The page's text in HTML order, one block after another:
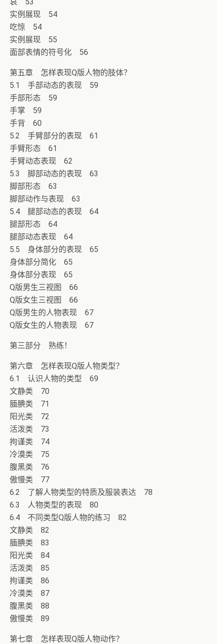
实例展现 54
吃惊 54
实例展现 55
面部表情的符号化 56
第五章 怎样表现Q版人物的肢体？
5.1 手部动态的表现 59
手部形态 59
手掌 59
手背 60
5.2 手臂部分的表现 61
手臂形态 61
手臂动态表现 62
5.3 脚部动态的表现 63
脚部形态 63
脚部动作与表现 63
5.4 腿部动态的表现 64
腿部形态 64
腿部动态表现 64
5.5 身体部分的表现 65
身体部分简化 65
身体部分表现 65
Q版男生三视图 66
Q版女生三视图 66
Q版男生的人物表现 67
Q版女生的人物表现 67
第三部分 熟练！
第六章 怎样表现Q版人物类型？
6.1 认识人物的类型 69
文静类 70
腼腆类 71
阳光类 72
活泼类 73
拘谨类 74
冷漠类 75
腹黑类 76
傲慢类 77
6.2 了解人物类型的特质及服装表达 78
6.3 人物类型的表现 80
6.4 不同类型Q版人物的练习 82
文静类 82
腼腆类 83
阳光类 84
活泼类 85
拘谨类 86
冷漠类 87
腹黑类 88
傲慢类 89
第七章 怎样表现Q版人物动作？